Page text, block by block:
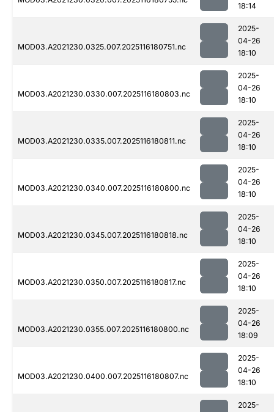
18:14
MOD03.A2021230.0325.007.2025116180751.nc
2025-
04-26
18:10
MOD03.A2021230.0330.007.2025116180803.nc
2025-
04-26
18:10
MOD03.A2021230.0335.007.2025116180811.nc
2025-
04-26
18:10
MOD03.A2021230.0340.007.2025116180800.nc
2025-
04-26
18:10
MOD03.A2021230.0345.007.2025116180818.nc
2025-
04-26
18:10
MOD03.A2021230.0350.007.2025116180817.nc
2025-
04-26
18:10
MOD03.A2021230.0355.007.2025116180800.nc
2025-
04-26
18:09
MOD03.A2021230.0400.007.2025116180807.nc
2025-
04-26
18:10
2025-